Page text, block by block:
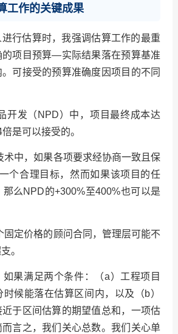
工作的关键成果
估算时，我强调估算工作的最重
的项目预算—实际结果落在预算基准
可接受的预算准确度因项目的不同
发（NPD）中，项目最终成本达
是可以接受的。
中，如果各项要求经协商一致且保
个合理目标，然而如果该项目的任
么NPD的+300%至400%也可以是
定价格的顾问合同，管理层可能不
。
满足两个条件：（a）工程项目
候能落在估算区间内，以及（b）
于区间估算的期望值总和，一项估
言之，我们关心总数。我们关心单